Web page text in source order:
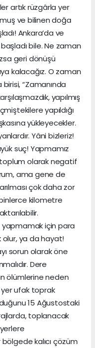
artık rüzgârla yer
ve bilinen doğa
Ankara’da ve
bile. Ne zaman
geri dönüşü
kalacağız. O zaman
“Zamanında
yapılmış
yapıldığı
yükleyecekler.
Yâni bizleriz!
suç! Yapmamız
olarak negatif
ama gene de
çok daha zor
kilometre
yapmamak için para
olur, ya da hayat!
sorun olarak öne
Dere
ölümlerine neden
yer ufak toprak
15 Ağustostaki
toplanacak
kalıcı çözüm